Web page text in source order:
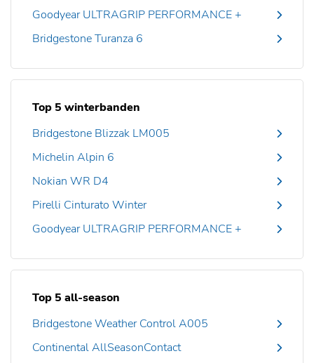
Goodyear ULTRAGRIP PERFORMANCE +
Bridgestone Turanza 6
Top 5 winterbanden
Bridgestone Blizzak LM005
Michelin Alpin 6
Nokian WR D4
Pirelli Cinturato Winter
Goodyear ULTRAGRIP PERFORMANCE +
Top 5 all-season
Bridgestone Weather Control A005
Continental AllSeasonContact